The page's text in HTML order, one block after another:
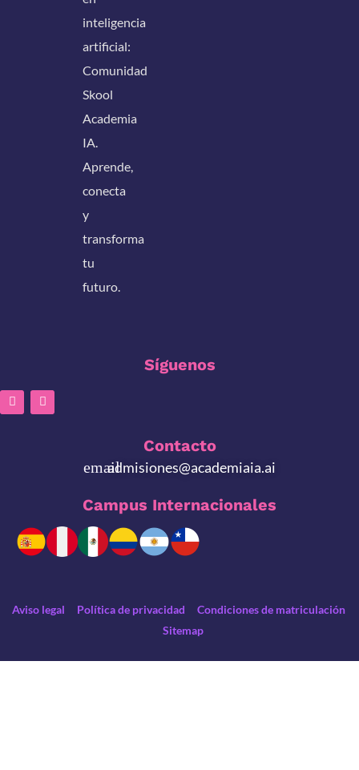
inteligencia
artificial:
Comunidad
Skool
Academia
IA.
Aprende,
conecta
y
transforma
tu
futuro.
Síguenos
Contacto
admisiones@academiaia.ai
Campus Internacionales
Aviso legal Política de privacidad
Condiciones de matriculación
Sitemap